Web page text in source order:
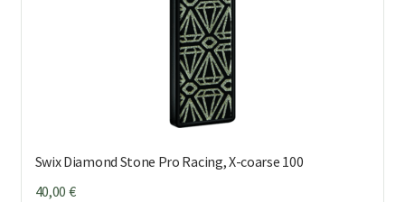
Swix Diamond Stone Pro Racing, X-coarse 100
40,00 €